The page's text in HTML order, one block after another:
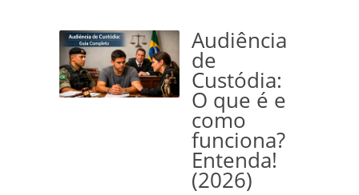
Audiência
de
Custódia:
O que é e
como
funciona?
Entenda!
(2026)